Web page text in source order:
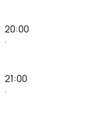
20:00
·
21:00
·